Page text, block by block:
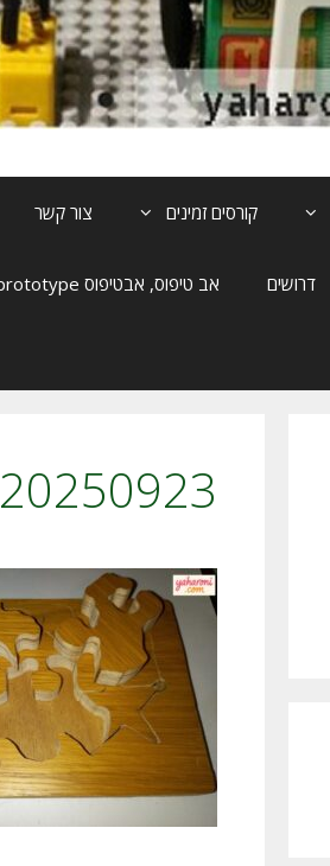
קורסים זמינים צור קשר
דרושים אב טיפוס, אבטיפוס prototype אלקטרוניקה, בקרה, בקר, תאורה, מנוע, הנעה
20250923_174440